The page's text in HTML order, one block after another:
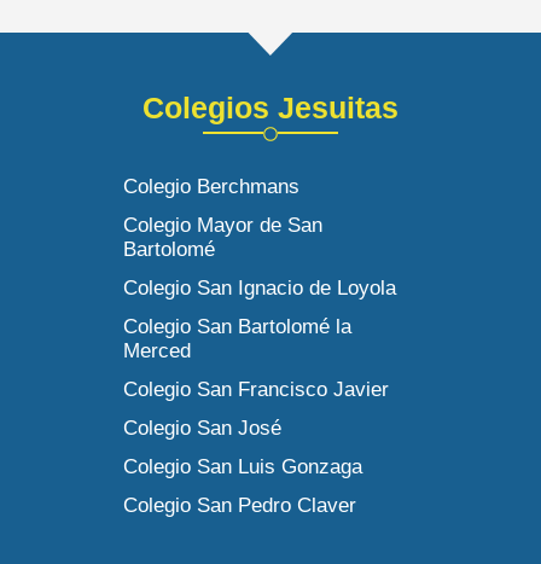
Colegios Jesuitas
Colegio Berchmans
Colegio Mayor de San
Bartolomé
Colegio San Ignacio de Loyola
Colegio San Bartolomé la
Merced
Colegio San Francisco Javier
Colegio San José
Colegio San Luis Gonzaga
Colegio San Pedro Claver